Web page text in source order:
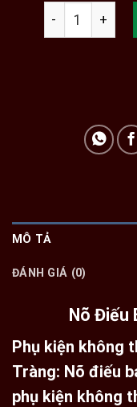
Nõ Điếu Bát
MÔ TẢ
ĐÁNH GIÁ (0)
Nõ Điếu
Phụ kiện không
Tràng: Nõ điếu
phụ kiện không